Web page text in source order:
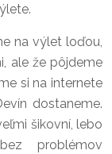
na výlet loďou,
ale že pôjdeme
si na internete
dostaneme.
šikovní, lebo
problémov